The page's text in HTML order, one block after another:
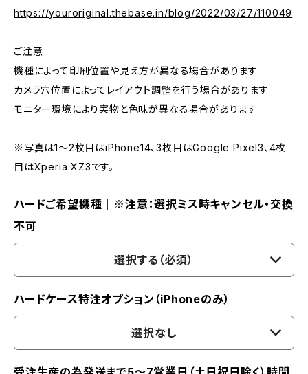
https://youroriginal.thebase.in/blog/2022/03/27/110049
ご注意
機種によって印刷位置や見え方が異なる場合があります
カメラ穴位置によってレイアウト調整を行う場合があります
モニター環境により実物と色味が異なる場合があります
※写真は1〜2枚目はiPhone14、3枚目はGoogle Pixel3、4枚
目はXperia XZ3です。
ハードご希望機種｜※注意：選択ミス時キャンセル・交換
不可
選択する（必須）
ハードケース特注オプション（iPhoneのみ）
選択なし